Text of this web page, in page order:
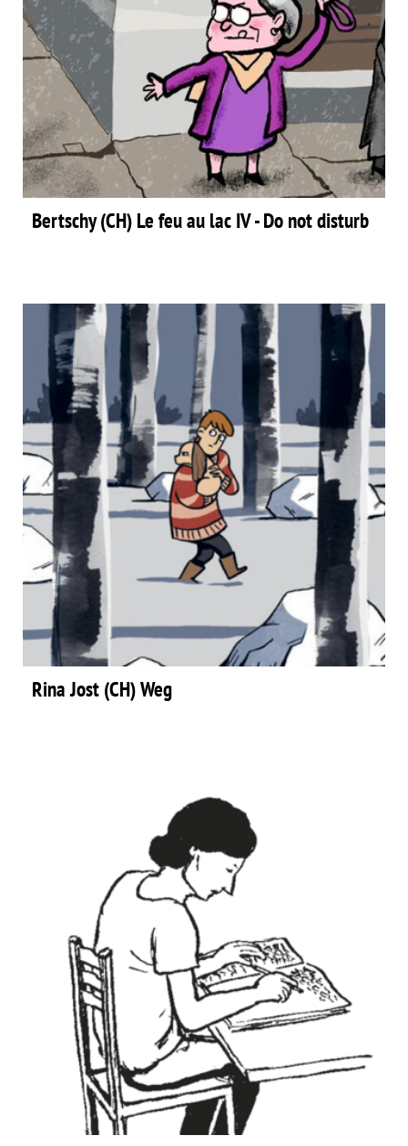
Bertschy (CH) Le feu au lac IV - Do not disturb
Rina Jost (CH) Weg